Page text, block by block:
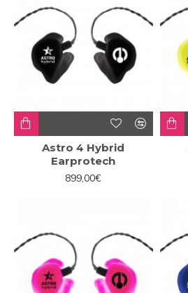
Astro 4 Hybrid
Earprotech
899,00€